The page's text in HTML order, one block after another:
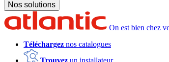
Nos solutions
On est bien chez
Téléchargez nos catalogues
Trouvez un installateur